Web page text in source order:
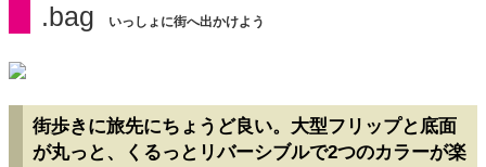
.bag いっしょに街へ出かけよう
街歩きに旅先にちょうど良い。大型フリップと底面
が丸っと、くるっとリバーシブルで2つのカラーが楽